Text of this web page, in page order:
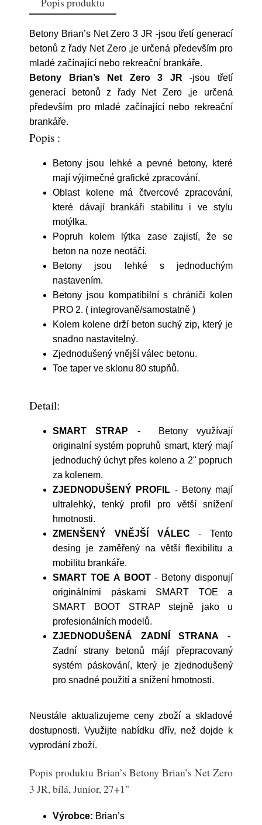
Betony Brian’s Net Zero 3 JR -jsou třetí generací
betonů z řady Net Zero ,je určená především pro
mladé začínající nebo rekreační brankáře.
Betony Brian’s Net Zero 3 JR -jsou třetí
generací betonů z řady Net Zero ,je určená
především pro mladé začínající nebo rekreační
brankáře.
Popis :
Betony jsou lehké a pevné betony, které
mají výjimečné grafické zpracování.
Oblast kolene má čtvercové zpracování,
které dávají brankáři stabilitu i ve stylu
motýlka.
Popruh kolem lýtka zase zajistí, že se
beton na noze neotáčí.
Betony jsou lehké s jednoduchým
nastavením.
Betony jsou kompatibilní s chrániči kolen
PRO 2. ( integrovaně/samostatně )
Kolem kolene drží beton suchý zip, který je
snadno nastavitelný.
Zjednodušený vnější válec betonu.
Toe taper ve sklonu 80 stupňů.
Detail:
SMART STRAP - Betony využívají
originalní systém popruhů smart, který mají
jednoduchý úchyt přes koleno a 2" popruch
za kolenem.
ZJEDNODUŠENÝ PROFIL - Betony mají
ultralehký, tenký profil pro větší snížení
hmotnosti.
ZMENŠENÝ VNĚJŠÍ VÁLEC - Tento
desing je zaměřený na větší flexibilitu a
mobilitu brankáře.
SMART TOE A BOOT- Betony disponují
originálními páskami SMART TOE a
SMART BOOT STRAP stejně jako u
profesionálních modelů.
ZJEDNODUŠENÁ ZADNÍ STRANA -
Zadní strany betonů májí přepracovaný
systém páskování, který je zjednodušený
pro snadné použití a snížení hmotnosti.
Neustále aktualizujeme ceny zboží a skladové
dostupnosti. Využijte nabídku dřív, než dojde k
vyprodání zboží.
Popis produktu Brian’s Betony Brian’s Net Zero
3 JR, bílá, Junior, 27+1"
Výrobce: Brian’s